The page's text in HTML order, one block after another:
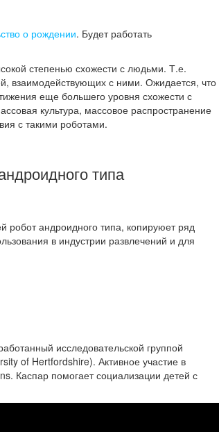
о рождении. Будет работать
степенью схожести с людьми. Т.е.
взаимодействующих с ними. Ожидается, что
еще большего уровня схожести с
культура, массовое распространение
с такими роботами.
типа
робот андроидного типа, копируюет ряд
в индустрии развлечений и для
исследовательской группой
of Hertfordshire). Активное участие в
Каспар помогает социализации детей с